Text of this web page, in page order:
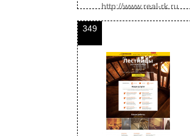
http://www.real-rk.ru
349